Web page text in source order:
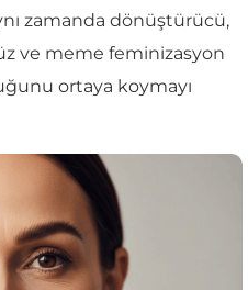
zamanda dönüştürücü,
ve meme feminizasyon
ortaya koymayı